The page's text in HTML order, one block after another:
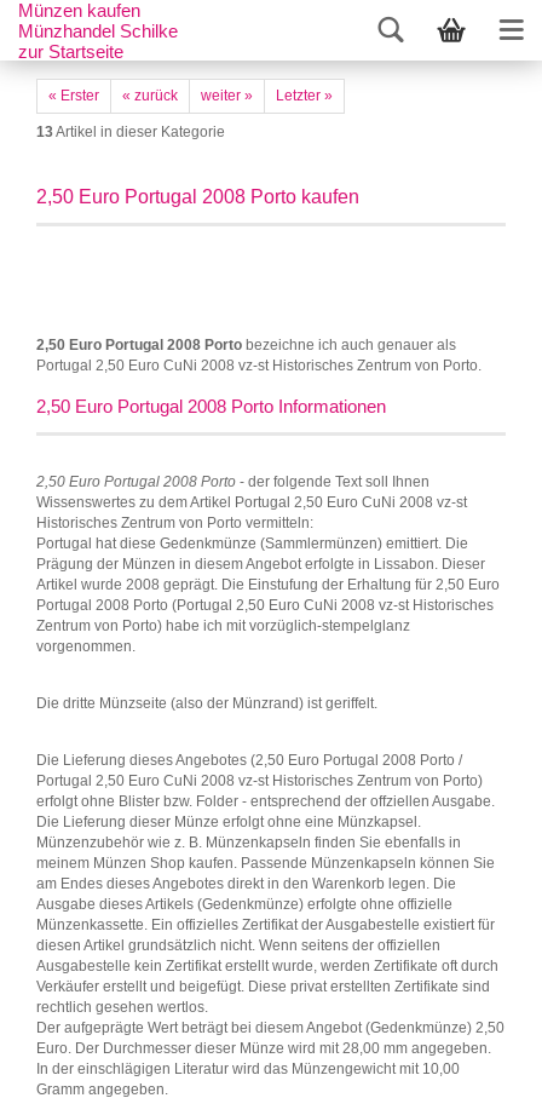
Münzen kaufen
Münzhandel Schilke
zur Startseite
« Erster « zurück weiter » Letzter »
13Artikel in dieser Kategorie
2,50 Euro Portugal 2008 Porto kaufen
2,50 Euro Portugal 2008 Porto bezeichne ich auch genauer als
Portugal 2,50 Euro CuNi 2008 vz-st Historisches Zentrum von Porto.
2,50 Euro Portugal 2008 Porto Informationen
2,50 Euro Portugal 2008 Porto - der folgende Text soll Ihnen
Wissenswertes zu dem Artikel Portugal 2,50 Euro CuNi 2008 vz-st
Historisches Zentrum von Porto vermitteln:
Portugal hat diese Gedenkmünze (Sammlermünzen) emittiert. Die
Prägung der Münzen in diesem Angebot erfolgte in Lissabon. Dieser
Artikel wurde 2008 geprägt. Die Einstufung der Erhaltung für 2,50 Euro
Portugal 2008 Porto (Portugal 2,50 Euro CuNi 2008 vz-st Historisches
Zentrum von Porto) habe ich mit vorzüglich-stempelglanz
vorgenommen.
Die dritte Münzseite (also der Münzrand) ist geriffelt.
Die Lieferung dieses Angebotes (2,50 Euro Portugal 2008 Porto /
Portugal 2,50 Euro CuNi 2008 vz-st Historisches Zentrum von Porto)
erfolgt ohne Blister bzw. Folder - entsprechend der offziellen Ausgabe.
Die Lieferung dieser Münze erfolgt ohne eine Münzkapsel.
Münzenzubehör wie z. B. Münzenkapseln finden Sie ebenfalls in
meinem Münzen Shop kaufen. Passende Münzenkapseln können Sie
am Endes dieses Angebotes direkt in den Warenkorb legen. Die
Ausgabe dieses Artikels (Gedenkmünze) erfolgte ohne offizielle
Münzenkassette. Ein offizielles Zertifikat der Ausgabestelle existiert für
diesen Artikel grundsätzlich nicht. Wenn seitens der offiziellen
Ausgabestelle kein Zertifikat erstellt wurde, werden Zertifikate oft durch
Verkäufer erstellt und beigefügt. Diese privat erstellten Zertifikate sind
rechtlich gesehen wertlos.
Der aufgeprägte Wert beträgt bei diesem Angebot (Gedenkmünze) 2,50
Euro. Der Durchmesser dieser Münze wird mit 28,00 mm angegeben.
In der einschlägigen Literatur wird das Münzengewicht mit 10,00
Gramm angegeben.